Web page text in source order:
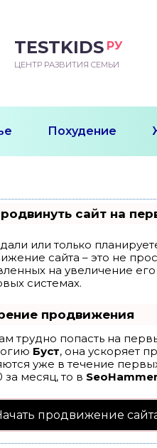
TESTKIDS РУ
ЦЕНТР РАЗВИТИЯ СЕМЬИ
Похудение
сайт на
или только
сайта – это не
на увеличение
системах.
продвижения
трудно попасть на
Буст, она ускоряет
уже в течение
за месяц, то в SeoHammer
продвижение